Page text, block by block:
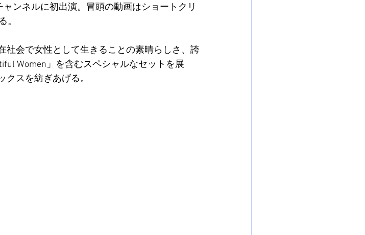
ャンネルに初出演。冒頭の動画はショートクリ
。
社会で女性として生きることの素晴らしさ、誇
Women」を含むスペシャルなセットを展
スを紡ぎあげる。